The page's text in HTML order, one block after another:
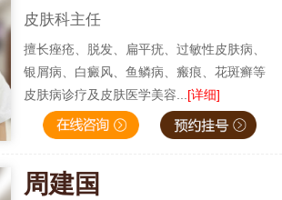
皮肤科主任
擅长痤疮、脱发、扁平疣、过敏性皮肤病、
银屑病、白癜风、鱼鳞病、瘢痕、花斑癣等
皮肤病诊疗及皮肤医学美容... [详细]
周建国